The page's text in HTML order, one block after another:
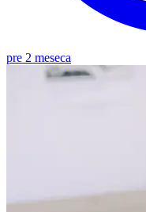
pre 2 meseca